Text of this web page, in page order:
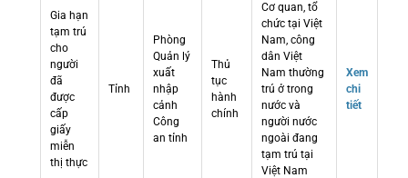
Gia hạn
tạm trú
cho
người
đã
được
cấp
giấy
miễn
thị thực
Tỉnh
Phòng
Quản lý
xuất
nhập
cảnh
Công
an tỉnh
Thủ
tục
hành
chính
Cơ quan, tổ
chức tại Việt
Nam, công
dân Việt
Nam thường
trú ở trong
nước và
người nước
ngoài đang
tạm trú tại
Việt Nam
Xem
chi
tiết